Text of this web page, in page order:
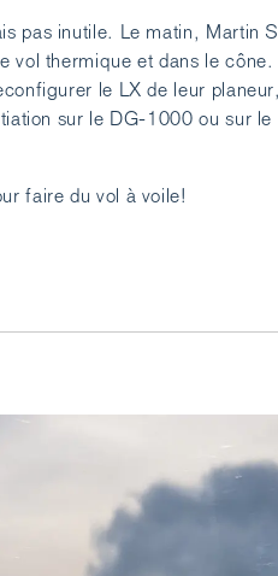
pas inutile. Le matin, Martin
vol thermique et dans le cône.
le LX de leur
sur le DG-1000 ou sur le
faire du vol à voile!